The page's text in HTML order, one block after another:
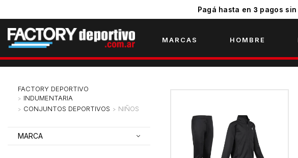
Pagá hasta en 3 pagos
MARCAS HOMBRE
INDUMENTARIA
CONJUNTOS DEPORTIVOS
NIÑOS
MARCA